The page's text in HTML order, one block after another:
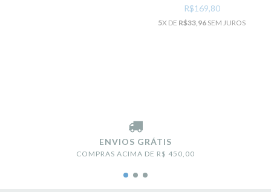
R$169,80
5X DE R$33,96 SEM JUROS
ENVIOS GRÁTIS
COMPRAS ACIMA DE R$ 450,00